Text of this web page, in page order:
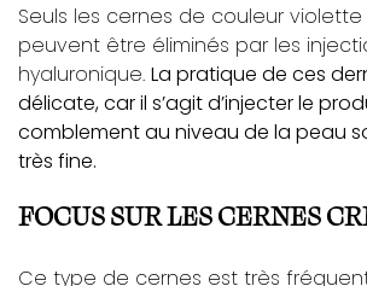
Seuls les cernes de couleur
peuvent être éliminés par les
hyaluronique. La pratique de ces
délicate, car il s’agit d’injecter le
comblement au niveau de la peau
très fine.
FOCUS SUR LES CERNES
Ce type de cernes est très